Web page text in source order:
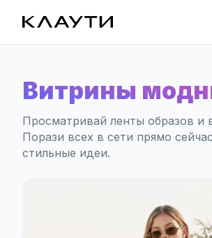
Витрины
Просматривай ленты образов и
Порази всех в сети прямо
стильные идеи.